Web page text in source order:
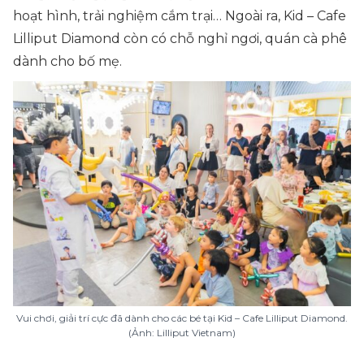
hoạt hình, trải nghiệm cắm trại… Ngoài ra, Kid – Cafe
Lilliput Diamond còn có chỗ nghỉ ngơi, quán cà phê
dành cho bố mẹ.
Vui chơi, giải trí cực đã dành cho các bé tại Kid – Cafe Lilliput Diamond.
(Ảnh: Lilliput Vietnam)